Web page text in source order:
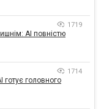
1719
AI повністю
1714
готує головного